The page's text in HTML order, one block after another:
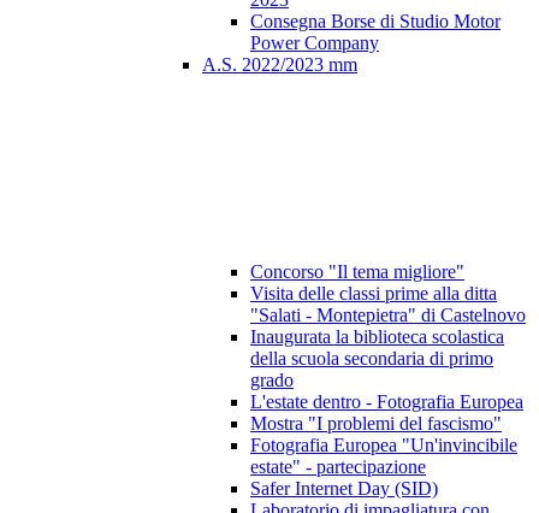
Consegna Borse di Studio Motor
Power Company
A.S. 2022/2023 mm
Concorso "Il tema migliore"
Visita delle classi prime alla ditta
"Salati - Montepietra" di Castelnovo
Inaugurata la biblioteca scolastica
della scuola secondaria di primo
grado
L'estate dentro - Fotografia Europea
Mostra "I problemi del fascismo"
Fotografia Europea "Un'invincibile
estate" - partecipazione
Safer Internet Day (SID)